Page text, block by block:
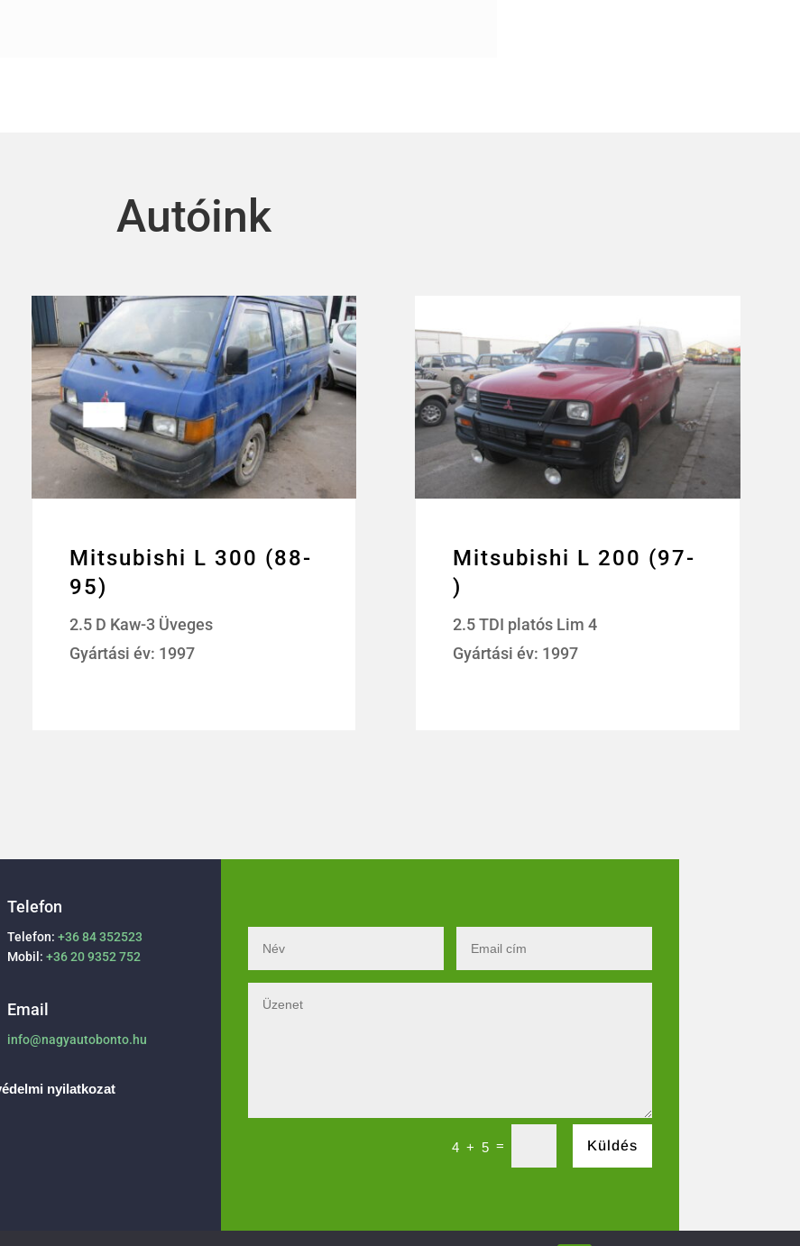
Autóink
Mitsubishi L 300 (88-
95)
2.5 D Kaw-3 Üveges
Gyártási év: 1997
Mitsubishi L 200 (97-
)
2.5 TDI platós Lim 4
Gyártási év: 1997
Telefon
Telefon:+36 84 352523
Mobil:+36 20 9352 752
Email
info@nagyautobonto.hu
nyilatkozat
4 + 5 = Küldés